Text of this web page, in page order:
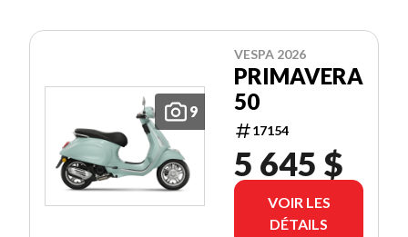
9
VESPA 2026
PRIMAVERA
50
17154
5 645 $
VOIR LES
DÉTAILS